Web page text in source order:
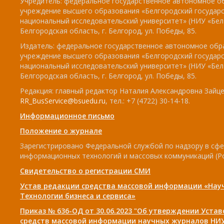
учреждение высшего образования «Белгородский
национальный исследовательский университет» (НИУ
Белгородская область, г. Белгород, ул. Победы, 85.
Издатель: федеральное государственное автономное
учреждение высшего образования «Белгородский
национальный исследовательский университет» (НИУ
Белгородская область, г. Белгород, ул. Победы, 85.
Редакция: главный редактор Наталия Александровна
RR_BusService@bsuedu.ru, тел.: +7 (4722) 30-14-18.
Информационное письмо
Положение о журнале
Зарегистрировано Федеральной службой по надзору в
информационных технологий и массовых коммуникаций
Свидетельство о регистрации СМИ
Устав редакции средства массовой информации
Технологии бизнеса и сервиса»
Приказ № 636-ОД от 30.06.2023 "Об утверждении
средств массовой информации научных журналов